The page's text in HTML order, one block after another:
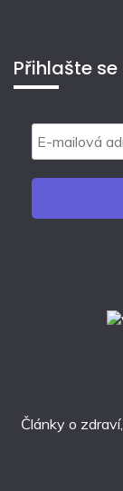
Přihlašte
Články o